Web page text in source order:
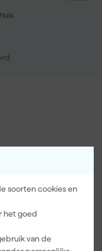
soorten cookies en
het goed
van de
korting. De korting